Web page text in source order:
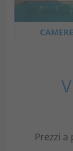
Prezzi